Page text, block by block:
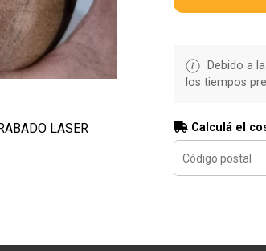
LASER
Debido a
los tiempos
Calculá el